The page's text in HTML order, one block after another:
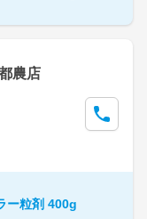
農店
ー粒剤 400g